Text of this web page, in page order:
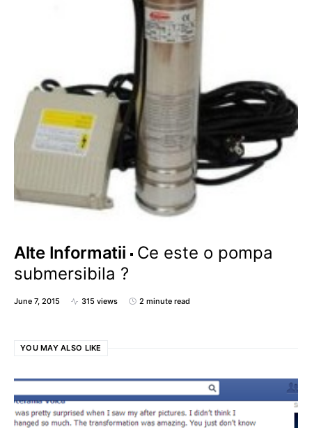
Alte Informatii
Ce este o pompa
submersibila ?
June 7, 2015 315 views 2 minute read
YOU MAY ALSO LIKE